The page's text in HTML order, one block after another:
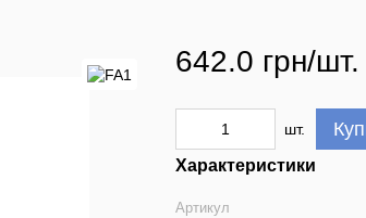
642.0 грн/шт.
шт.
Характеристики
Артикул